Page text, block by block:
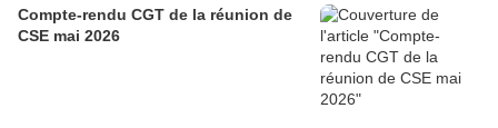
Compte-rendu CGT de la réunion de
CSE mai 2026